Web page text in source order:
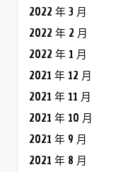
2022 年 3 月
2022 年 2 月
2022 年 1 月
2021 年 12 月
2021 年 11 月
2021 年 10 月
2021 年 9 月
2021 年 8 月